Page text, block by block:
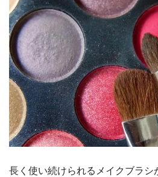
長く使い続けられるメイクブラシ